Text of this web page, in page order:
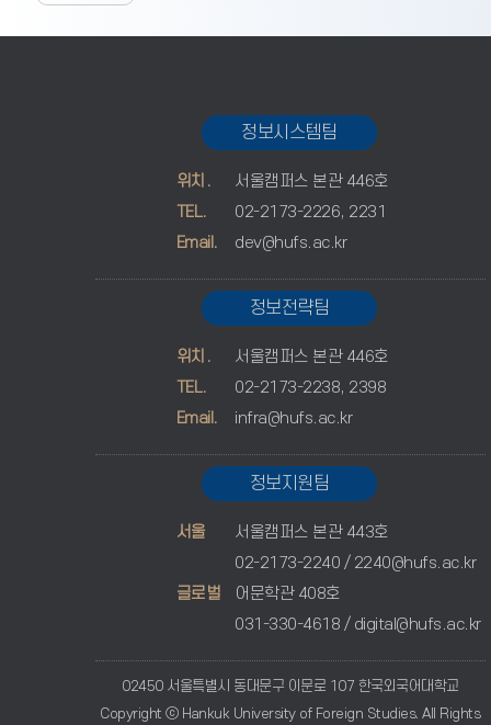
정보시스템팀
위치.
서울캠퍼스 본관 446호
TEL.
02-2173-2226, 2231
Email.
dev@hufs.ac.kr
정보전략팀
위치.
서울캠퍼스 본관 446호
TEL.
02-2173-2238, 2398
Email.
infra@hufs.ac.kr
정보지원팀
서울
서울캠퍼스 본관 443호
02-2173-2240 / 2240@hufs.ac.kr
글로벌
어문학관 408호
031-330-4618 / digital@hufs.ac.kr
02450 서울특별시 동대문구 이문로 107 한국외국어대학교
Copyright ⓒ Hankuk University of Foreign Studies. All Rights